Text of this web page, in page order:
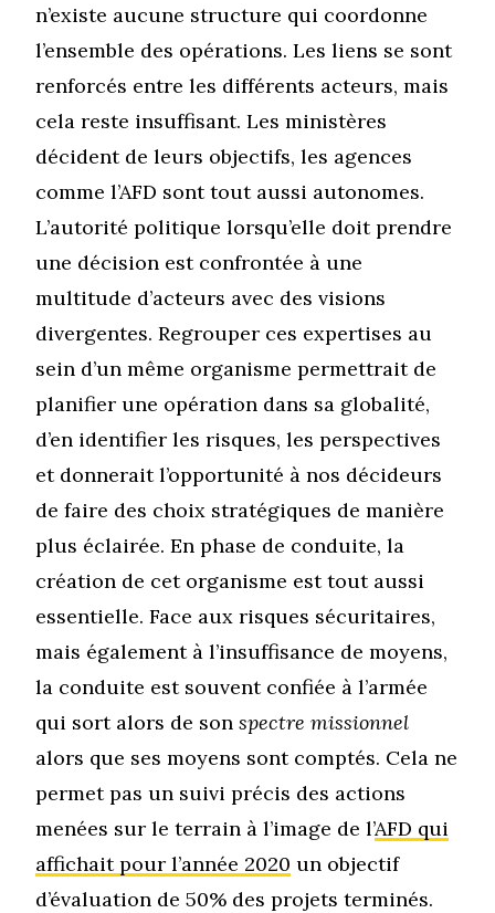
n’existe aucune structure qui coordonne
l’ensemble des opérations. Les liens se sont
renforcés entre les différents acteurs, mais
cela reste insuffisant. Les ministères
décident de leurs objectifs, les agences
comme l’AFD sont tout aussi autonomes.
L’autorité politique lorsqu’elle doit prendre
une décision est confrontée à une
multitude d’acteurs avec des visions
divergentes. Regrouper ces expertises au
sein d’un même organisme permettrait de
planifier une opération dans sa globalité,
d’en identifier les risques, les perspectives
et donnerait l’opportunité à nos décideurs
de faire des choix stratégiques de manière
plus éclairée. En phase de conduite, la
création de cet organisme est tout aussi
essentielle. Face aux risques sécuritaires,
mais également à l’insuffisance de moyens,
la conduite est souvent confiée à l’armée
qui sort alors de sonspectre missionnel
alors que ses moyens sont comptés. Cela ne
permet pas un suivi précis des actions
menées sur le terrain à l’image de l’AFD qui
affichait pour l’année 2020 un objectif
d’évaluation de 50% des projets terminés.